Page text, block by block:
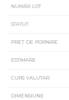
NUMĂR LOT
STATUT
PREȚ DE PORNIRE
ESTIMARE
CURS VALUTAR
DIMENSIUNE